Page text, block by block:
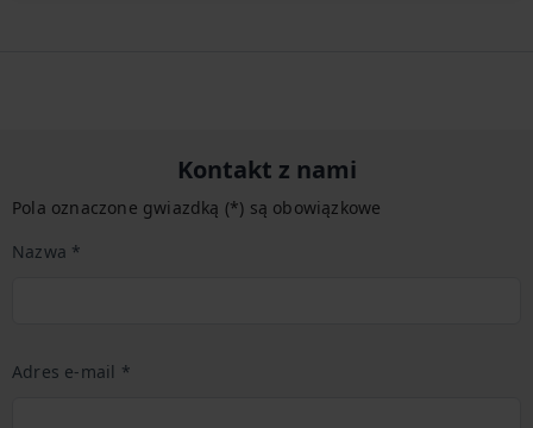
Kontakt z nami
Pola oznaczone gwiazdką (*) są obowiązkowe
Nazwa *
Adres e-mail *